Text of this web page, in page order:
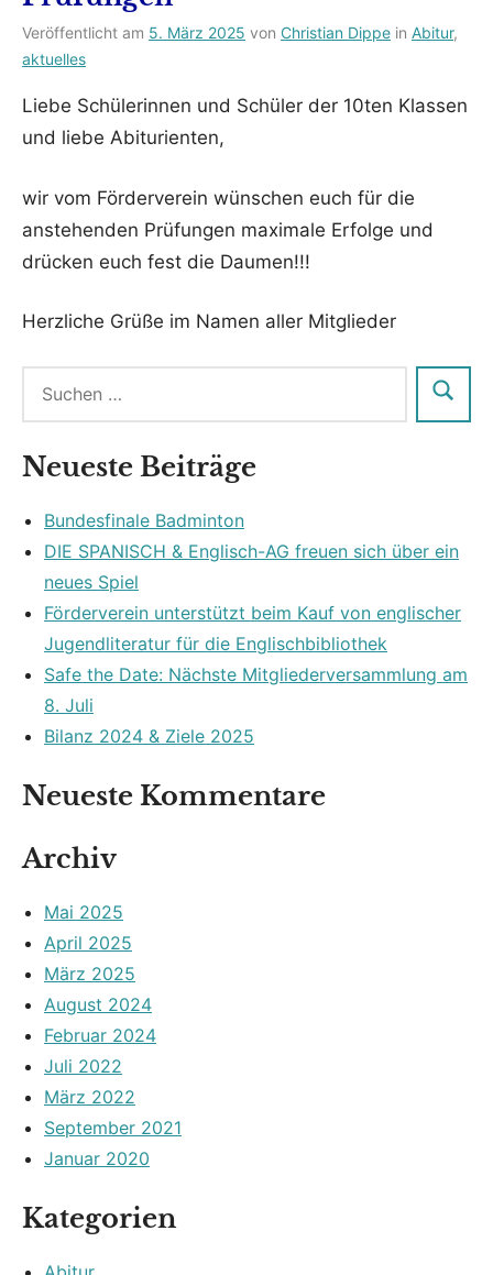
Veröffentlicht am 5. März 2025 von Christian Dippe in Abitur,
aktuelles
Liebe Schülerinnen und Schüler der 10ten Klassen
und liebe Abiturienten,
wir vom Förderverein wünschen euch für die
anstehenden Prüfungen maximale Erfolge und
drücken euch fest die Daumen!!!
Herzliche Grüße im Namen aller Mitglieder
Neueste Beiträge
Bundesfinale Badminton
DIE SPANISCH & Englisch-AG freuen sich über ein
neues Spiel
Förderverein unterstützt beim Kauf von englischer
Jugendliteratur für die Englischbibliothek
Safe the Date: Nächste Mitgliederversammlung am
8. Juli
Bilanz 2024 & Ziele 2025
Neueste Kommentare
Archiv
Mai 2025
April 2025
März 2025
August 2024
Februar 2024
Juli 2022
März 2022
September 2021
Januar 2020
Kategorien